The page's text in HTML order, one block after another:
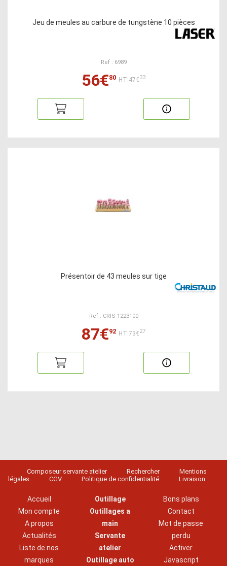
Jeu de meules au carbure de tungstène 10 pièces
Ref : 6989
56€80 HT:47€33
Présentoir de 43 meules sur tige
Ref : CRIS 1223100
87€92 HT:73€27
Composeur servante atelier Rechercher
Mentions
légales
CGV Politique de confidentialité Livraison
Accueil
Mon compte
A propos
Actualités
Liste de nos
marques
Outillage
Outillages a
main
Servante
atelier
Outillage auto
Bons plans
Contact
Mot de passe
perdu
Activer
Javascript